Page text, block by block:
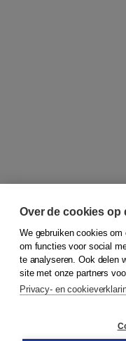
© 2026Koninklijke Boom
Over de cookies op
We gebruiken cookies
om functies voor social
te analyseren. Ook delen
site met onze partners
Privacy- en